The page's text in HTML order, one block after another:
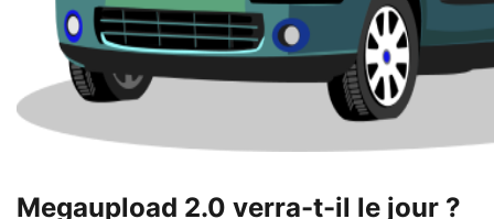
Megaupload 2.0 verra-t-il le jour ?